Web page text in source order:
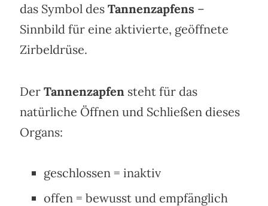
das Symbol desTannenzapfens –
Sinnbild für eine aktivierte, geöffnete
Zirbeldrüse.
DerTannenzapfen steht für das
natürliche Öffnen und Schließen dieses
Organs:
geschlossen = inaktiv
offen = bewusst und empfänglich